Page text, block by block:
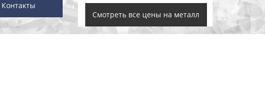
Смотреть все цены на металл
Контакты